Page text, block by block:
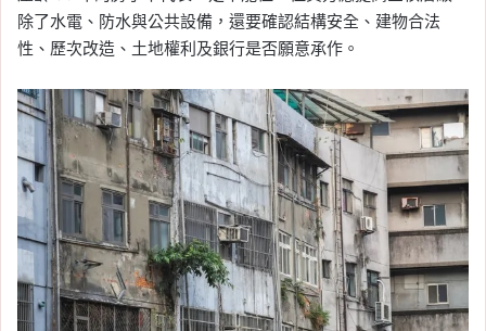
除了水電、防水與公共設備，還要確認結構安全、建物合法
性、歷次改造、土地權利及銀行是否願意承作。